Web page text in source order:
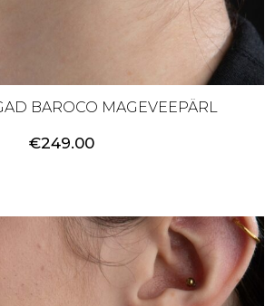
BAROCO MAGEVEEPÄRL
€249.00